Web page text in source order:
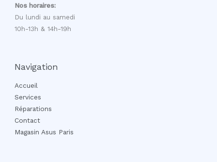
Nos horaires:
Du lundi au samedi
10h-13h & 14h-19h
Navigation
Accueil
Services
Réparations
Contact
Magasin Asus Paris